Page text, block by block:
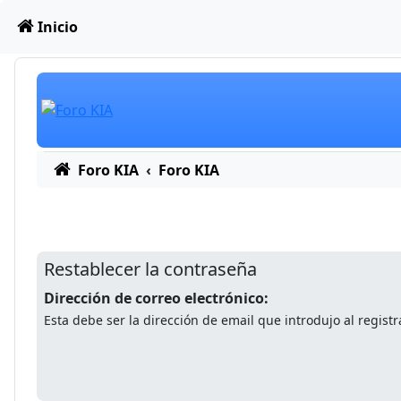
ObviarInicio
Foro KIA Foro KIA
Restablecer la contraseña
Dirección de correo electrónico:
Esta debe ser la dirección de email que introdujo al